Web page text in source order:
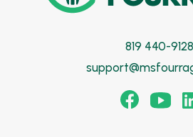
819 440-9128